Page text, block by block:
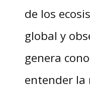
de los
global y
genera
entender la